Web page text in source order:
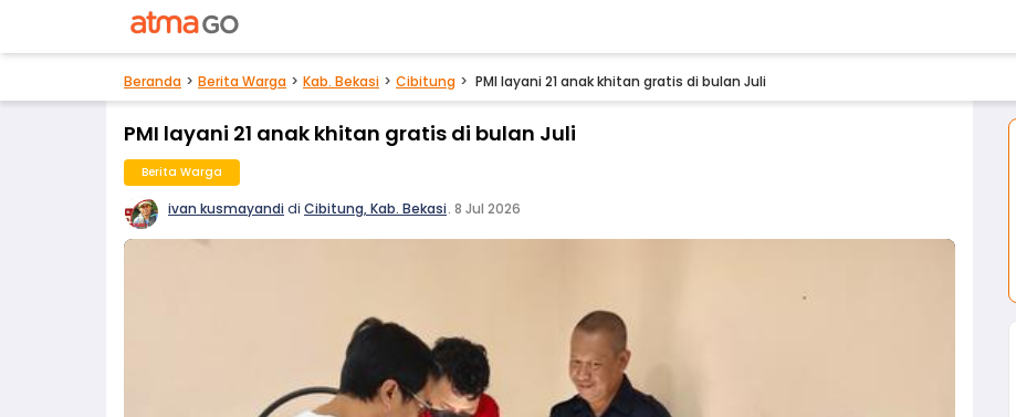
Beranda Berita Warga Kab. Bekasi Cibitung PMI layani 21 anak khitan gratis di bulan Juli
PMI layani 21 anak khitan gratis di bulan Juli
Berita Warga
ivan kusmayandidi Cibitung, Kab. Bekasi. 8 Jul 2026